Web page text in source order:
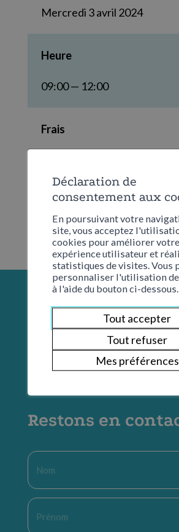
Mercredi 3 avril 2024
Heure
09:00 — 12:00
Frais
Restons en
Nom
Prénom
Déclaration de
consentement aux
En poursuivant votre
site, vous acceptez
cookies pour améliorer votre
expérience utilisateur et
statistiques de visites. Vous
personnaliser l'utilisation
à l'aide du bouton ci-dessous.
Tout accepter
Tout refuser
Mes préférences